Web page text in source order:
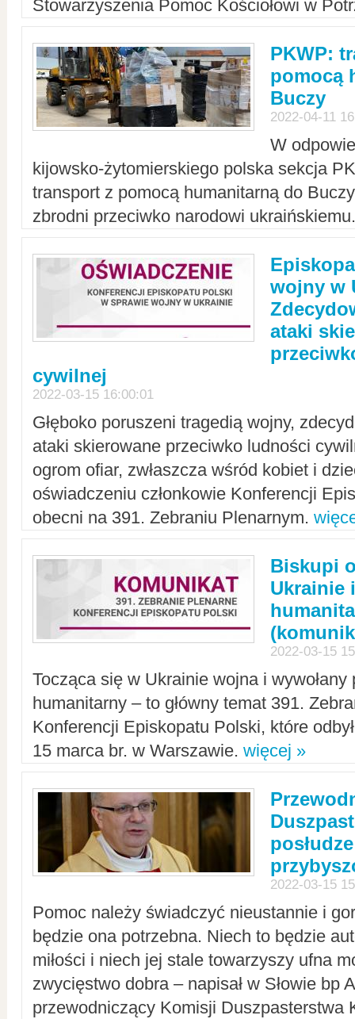
Stowarzyszenia Pomoc Kościołowi w
PKWP:
pomocą
Buczy
2022-04-11
W
kijowsko-żytomierskiego polska sekcja
transport z pomocą humanitarną do
zbrodni przeciwko narodowi
wojny w
ataki
cywilnej
2022-03-15 16:00:01
Głęboko poruszeni tragedią wojny,
ataki skierowane przeciwko ludności
ogrom ofiar, zwłaszcza wśród kobiet i
oświadczeniu członkowie Konferencji
obecni na 391. Zebraniu Plenarnym.
Biskupi
Ukrainie
2022-03-15
Tocząca się w Ukrainie wojna i
humanitarny – to główny temat 391.
Konferencji Episkopatu Polski, które
15 marca br. w Warszawie. więcej »
2022-03-15
Pomoc należy świadczyć nieustannie i
będzie ona potrzebna. Niech to będzie
miłości i niech jej stale towarzyszy ufna
zwycięstwo dobra – napisał w Słowie bp
przewodniczący Komisji Duszpasterstwa